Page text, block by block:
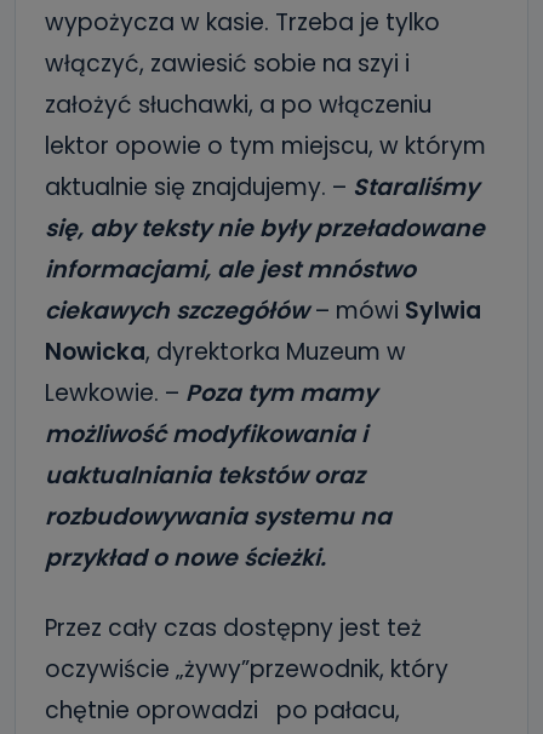
wypożycza w kasie. Trzeba je tylko
włączyć, zawiesić sobie na szyi i
założyć słuchawki, a po włączeniu
lektor opowie o tym miejscu, w którym
aktualnie się znajdujemy. – Staraliśmy
się, aby teksty nie były przeładowane
informacjami, ale jest mnóstwo
ciekawych szczegółów– mówi Sylwia
Nowicka, dyrektorka Muzeum w
Lewkowie. – Poza tym mamy
możliwość modyfikowania i
uaktualniania tekstów oraz
rozbudowywania systemu na
przykład o nowe ścieżki.
Przez cały czas dostępny jest też
oczywiście „żywy”przewodnik, który
chętnie oprowadzi po pałacu,